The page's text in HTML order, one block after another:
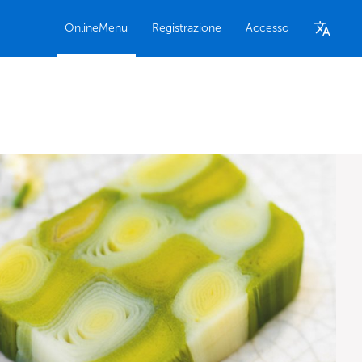
OnlineMenu Registrazione Accesso